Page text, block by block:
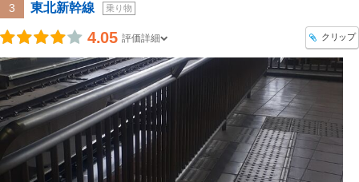
3 東北新幹線 乗り物
4.05 評価詳細 クリップ